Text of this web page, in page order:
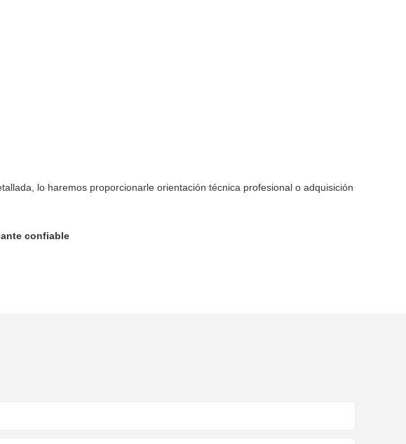
lo haremos proporcionarle orientación técnica profesional o adquisición
confiable